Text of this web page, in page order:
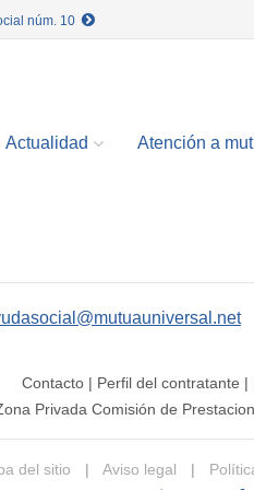
núm. 10
Actualidad Atención a
Contacto| Perfil del contratante |
Privada Comisión de
del sitio | Aviso legal |